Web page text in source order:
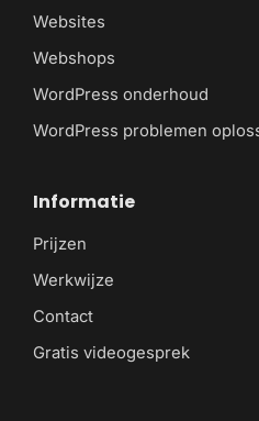
Websites
Webshops
WordPress onderhoud
WordPress problemen
Informatie
Prijzen
Werkwijze
Contact
Gratis videogesprek